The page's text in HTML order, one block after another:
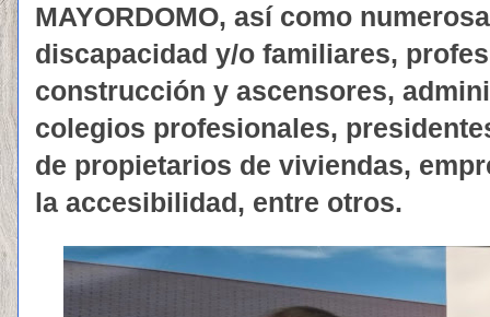
MAYORDOMO, así como
discapacidad y/o familiares,
construcción y ascensores,
colegios profesionales,
de propietarios de viviendas,
la accesibilidad, entre otros.